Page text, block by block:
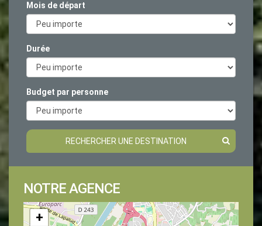
Mois de départ
Durée
Budget par personne
RECHERCHER UNE DESTINATION
NOTRE AGENCE
+